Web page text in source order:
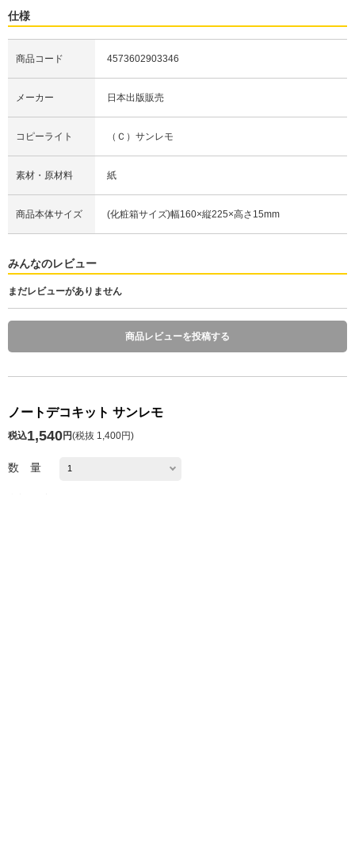
仕様
商品コード 4573602903346
メーカー 日本出版販売
コピーライト （Ｃ）サンレモ
素材・原材料 紙
商品本体サイズ (化粧箱サイズ)幅160×縦225×高さ15mm
みんなのレビュー
まだレビューがありません
商品レビューを投稿する
ノートデコキット サンレモ
税込1,540円(税抜 1,400円)
数 量